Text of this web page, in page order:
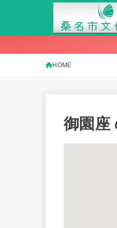
HOME
御園座